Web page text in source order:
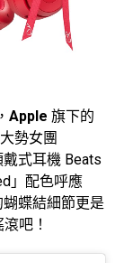
Apple 旗下的
勢女團
式耳機 Beats
」配色呼應
蝶結細節更是
吧！